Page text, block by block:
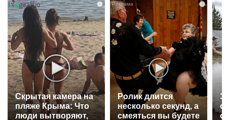
i
Скрытая камера на
пляже Крыма: Что
люди вытворяют,
Ролик длится
несколько секунд, а
смеяться вы будете